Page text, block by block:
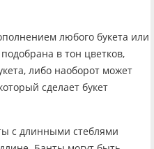
любого букета или
в тон цветков,
либо наоборот может
сделает букет
с длинными стеблями